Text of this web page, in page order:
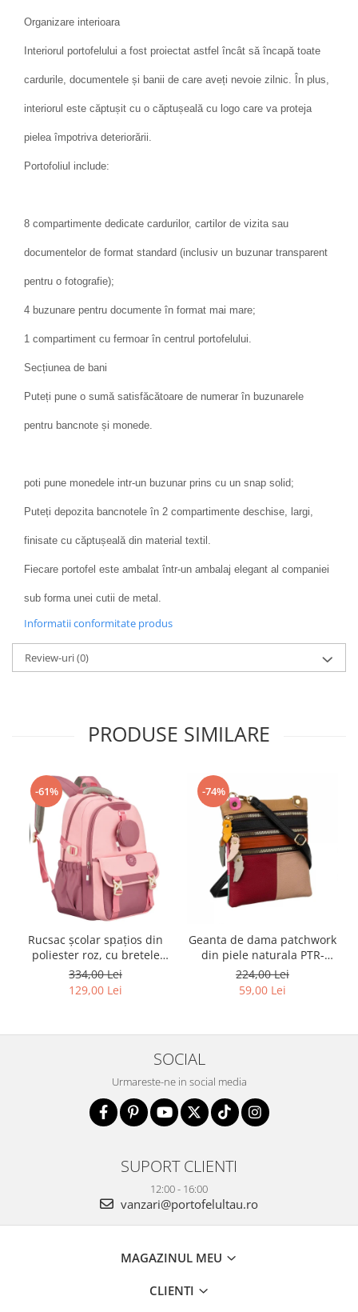
Organizare interioara
Interiorul portofelului a fost proiectat astfel încât să încapă toate
cardurile, documentele și banii de care aveți nevoie zilnic. În plus,
interiorul este căptușit cu o căptușeală cu logo care va proteja
pielea împotriva deteriorării.
Portofoliul include:
8 compartimente dedicate cardurilor, cartilor de vizita sau
documentelor de format standard (inclusiv un buzunar transparent
pentru o fotografie);
4 buzunare pentru documente în format mai mare;
1 compartiment cu fermoar în centrul portofelului.
Secțiunea de bani
Puteți pune o sumă satisfăcătoare de numerar în buzunarele
pentru bancnote și monede.
poti pune monedele intr-un buzunar prins cu un snap solid;
Puteți depozita bancnotele în 2 compartimente deschise, largi,
finisate cu căptușeală din material textil.
Fiecare portofel este ambalat într-un ambalaj elegant al companiei
sub forma unei cutii de metal.
Informatii conformitate produs
Review-uri(0)
PRODUSE SIMILARE
-61%
Rucsac școlar spațios din
poliester roz, cu bretele
reglabile - Peterson PTR-
PTN 8610-1327 PINK
334,00 Lei
129,00 Lei
-74%
Geanta de dama patchwork
din piele naturala PTR-
1718-SKL-6922 MULTI
224,00 Lei
59,00 Lei
SOCIAL
Urmareste-ne in social media
SUPORT CLIENTI
12:00 - 16:00
vanzari@portofelultau.ro
MAGAZINUL MEU
CLIENTI